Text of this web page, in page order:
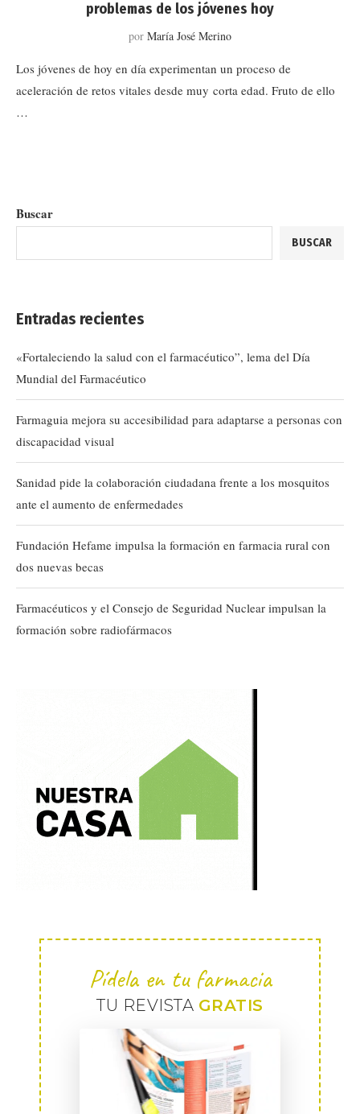
problemas de los jóvenes hoy
por María José Merino
Los jóvenes de hoy en día experimentan un proceso de
aceleración de retos vitales desde muy corta edad. Fruto de ello
…
Buscar
BUSCAR
Entradas recientes
«Fortaleciendo la salud con el farmacéutico”, lema del Día
Mundial del Farmacéutico
Farmaguia mejora su accesibilidad para adaptarse a personas con
discapacidad visual
Sanidad pide la colaboración ciudadana frente a los mosquitos
ante el aumento de enfermedades
Fundación Hefame impulsa la formación en farmacia rural con
dos nuevas becas
Farmacéuticos y el Consejo de Seguridad Nuclear impulsan la
formación sobre radiofármacos
Pídela en tu farmacia
TU REVISTA GRATIS